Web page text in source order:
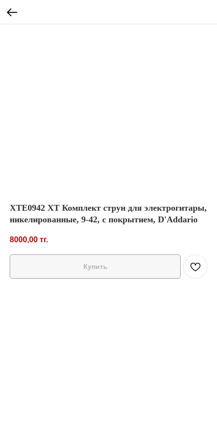
XTE0942 XT Комплект струн для электрогитары,
никелированные, 9-42, с покрытием, D'Addario
8000,00 тг.
Купить